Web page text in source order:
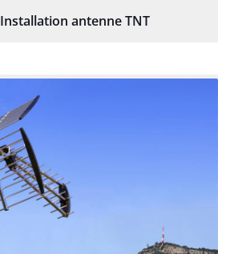
Installation antenne TNT